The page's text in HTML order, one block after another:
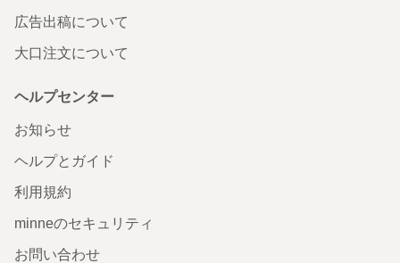
広告出稿について
大口注文について
ヘルプセンター
お知らせ
ヘルプとガイド
利用規約
minneのセキュリティ
お問い合わせ